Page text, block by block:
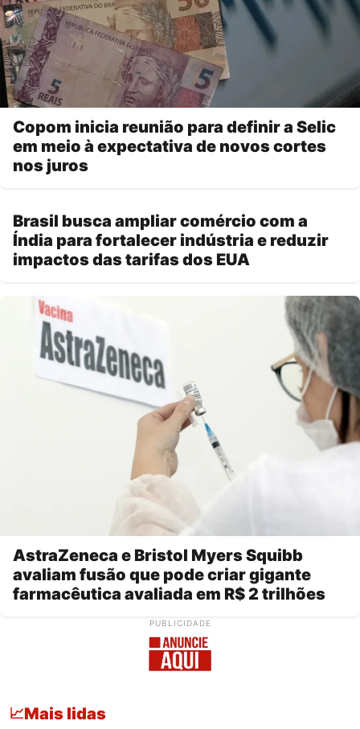
Copom inicia reunião para definir a Selic
em meio à expectativa de novos cortes
nos juros
Brasil busca ampliar comércio com a
Índia para fortalecer indústria e reduzir
impactos das tarifas dos EUA
AstraZeneca e Bristol Myers Squibb
avaliam fusão que pode criar gigante
farmacêutica avaliada em R$ 2 trilhões
PUBLICIDADE
📈Mais lidas